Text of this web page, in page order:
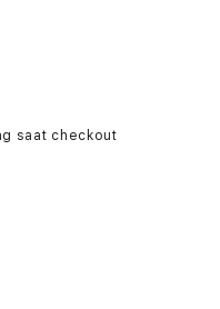
saat checkout